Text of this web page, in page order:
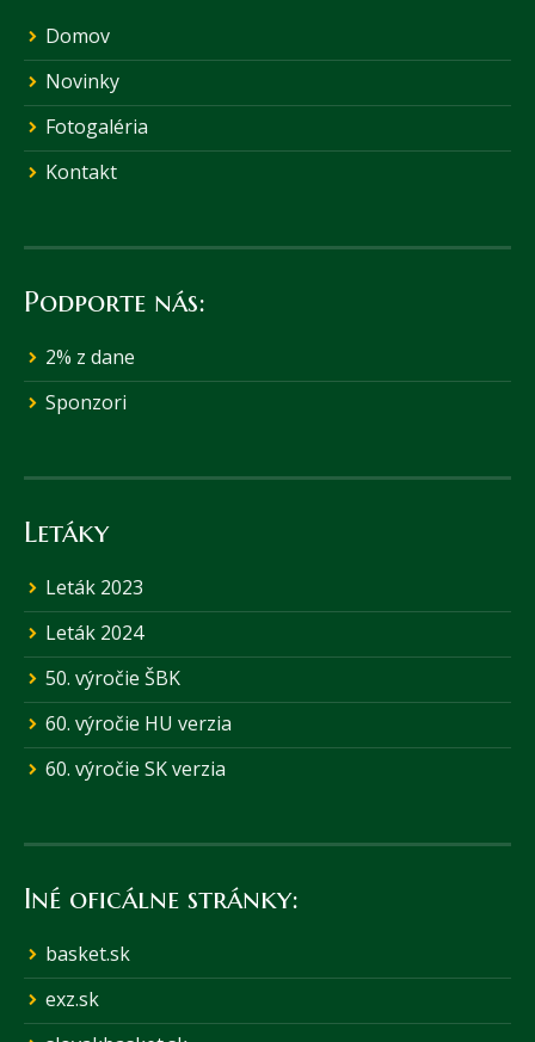
Domov
Novinky
Fotogaléria
Kontakt
Podporte nás:
2% z dane
Sponzori
Letáky
Leták 2023
Leták 2024
50. výročie ŠBK
60. výročie HU verzia
60. výročie SK verzia
Iné oficálne stránky:
basket.sk
exz.sk